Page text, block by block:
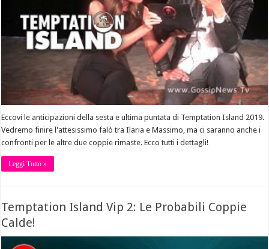
Eccovi le anticipazioni della sesta e ultima puntata di Temptation Island 2019.
Vedremo finire l'attesissimo falò tra Ilaria e Massimo, ma ci saranno anche i
confronti per le altre due coppie rimaste. Ecco tutti i dettagli!
Leggi Tutto »
Temptation Island Vip 2: Le Probabili Coppie
Calde!